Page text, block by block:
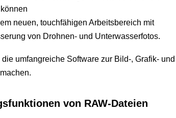
neuen, touchfähigen Arbeitsbereich mit
von Drohnen- und Unterwasserfotos.
umfangreiche Software zur Bild-, Grafik- und
von RAW-Dateien